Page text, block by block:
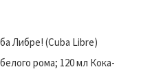
Либре! (Cuba Libre)
рома; 120 мл Кока-